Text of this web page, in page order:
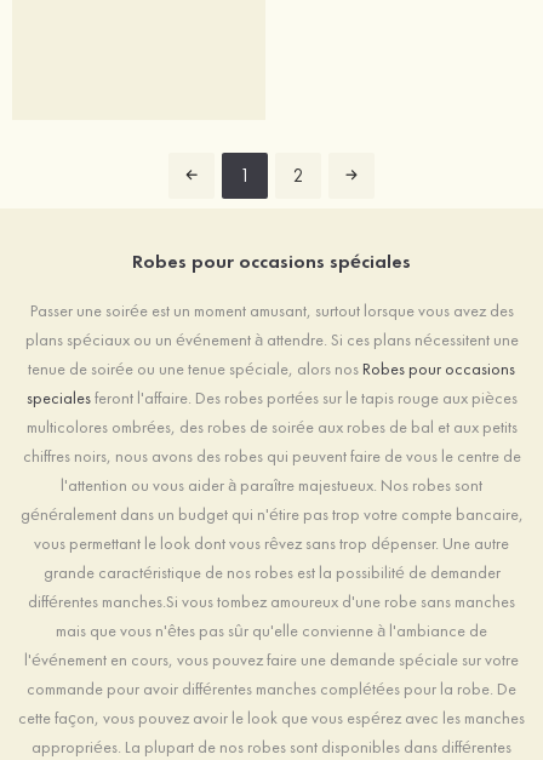
1 2
Robes pour occasions spéciales
Passer une soirée est un moment amusant, surtout lorsque vous avez des
plans spéciaux ou un événement à attendre. Si ces plans nécessitent une
tenue de soirée ou une tenue spéciale, alors nos Robes pour occasions
specialesferont l'affaire. Des robes portées sur le tapis rouge aux pièces
multicolores ombrées, des robes de soirée aux robes de bal et aux petits
chiffres noirs, nous avons des robes qui peuvent faire de vous le centre de
l'attention ou vous aider à paraître majestueux. Nos robes sont
généralement dans un budget qui n'étire pas trop votre compte bancaire,
vous permettant le look dont vous rêvez sans trop dépenser. Une autre
grande caractéristique de nos robes est la possibilité de demander
différentes manches.Si vous tombez amoureux d'une robe sans manches
mais que vous n'êtes pas sûr qu'elle convienne à l'ambiance de
l'événement en cours, vous pouvez faire une demande spéciale sur votre
commande pour avoir différentes manches complétées pour la robe. De
cette façon, vous pouvez avoir le look que vous espérez avec les manches
appropriées. La plupart de nos robes sont disponibles dans différentes